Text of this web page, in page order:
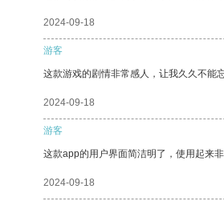
2024-09-18
游客
这款游戏的剧情非常感人，让我久久不能忘
2024-09-18
游客
这款app的用户界面简洁明了，使用起来
2024-09-18